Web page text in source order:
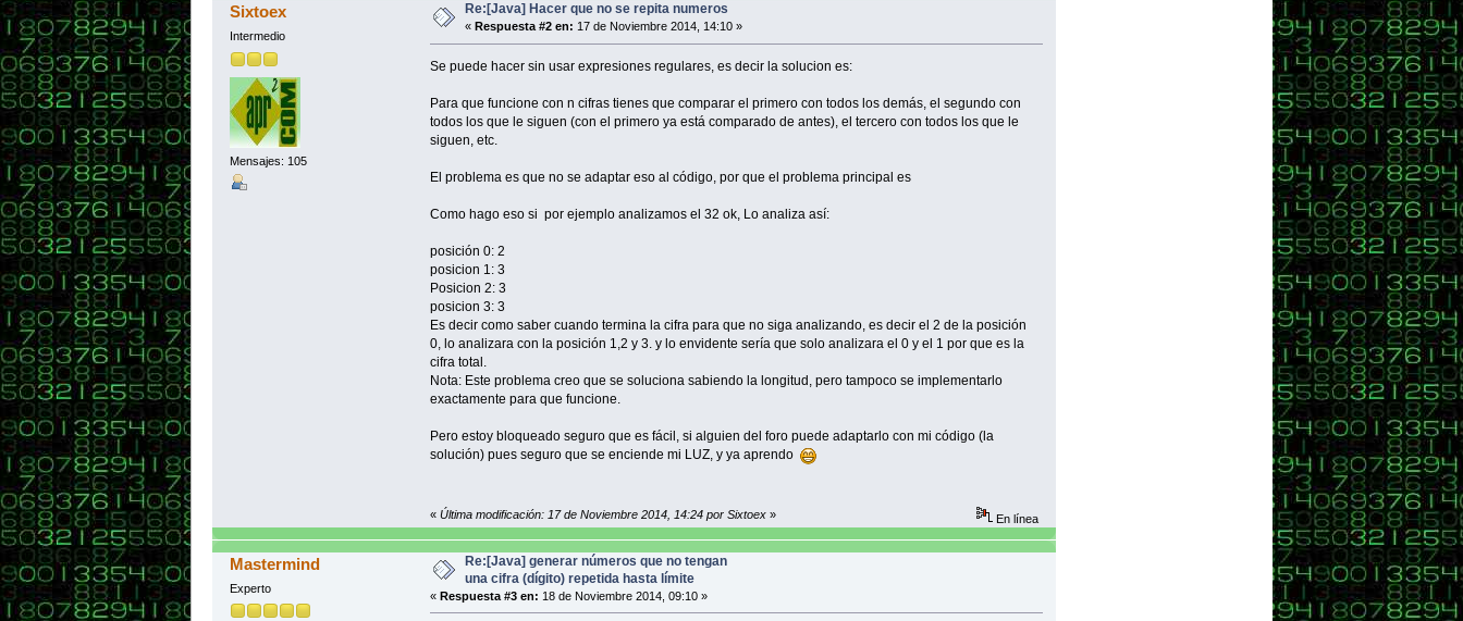
}
}
Sixtoex
Intermedio
Mensajes: 105
Re:[Java] Hacer que no se repita numeros
« Respuesta #2 en: 17 de Noviembre 2014, 14:10 »
Se puede hacer sin usar expresiones regulares, es decir la solucion es:
Para que funcione con n cifras tienes que comparar el primero con todos los demás, el segundo con
todos los que le siguen (con el primero ya está comparado de antes), el tercero con todos los que le
siguen, etc.
El problema es que no se adaptar eso al código, por que el problema principal es
Como hago eso si por ejemplo analizamos el 32 ok, Lo analiza así:
posición 0: 2
posicion 1: 3
Posicion 2: 3
posicion 3: 3
Es decir como saber cuando termina la cifra para que no siga analizando, es decir el 2 de la posición
0, lo analizara con la posición 1,2 y 3. y lo envidente sería que solo analizara el 0 y el 1 por que es la
cifra total.
Nota: Este problema creo que se soluciona sabiendo la longitud, pero tampoco se implementarlo
exactamente para que funcione.
Pero estoy bloqueado seguro que es fácil, si alguien del foro puede adaptarlo con mi código (la
solución) pues seguro que se enciende mi LUZ, y ya aprendo
« Última modificación: 17 de Noviembre 2014, 14:24 por Sixtoex» En línea
Mastermind
Experto
Re:[Java] generar números que no tengan
una cifra (dígito) repetida hasta límite
« Respuesta #3 en: 18 de Noviembre 2014, 09:10 »